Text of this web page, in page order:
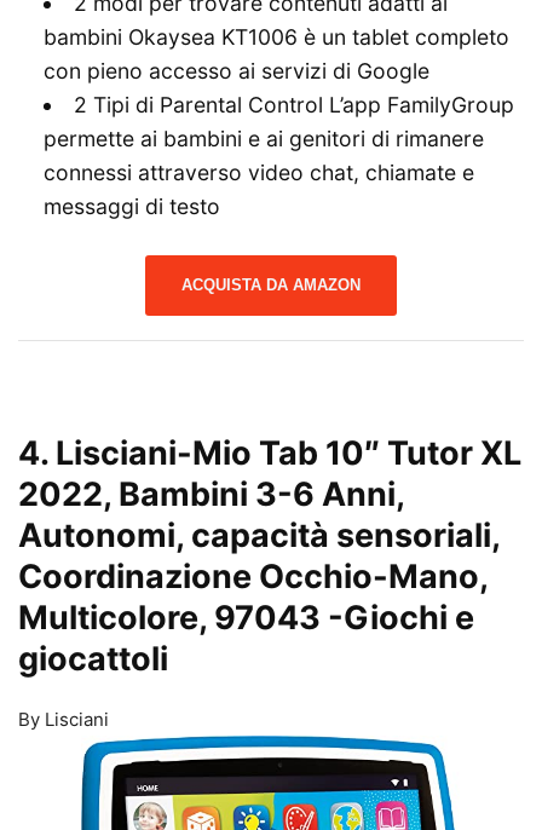
bambini Okaysea KT1006 è un tablet completo
con pieno accesso ai servizi di Google
2 Tipi di Parental Control L’app FamilyGroup
permette ai bambini e ai genitori di rimanere
connessi attraverso video chat, chiamate e
messaggi di testo
ACQUISTA DA AMAZON
4. Lisciani-Mio Tab 10″ Tutor XL
2022, Bambini 3-6 Anni,
Autonomi, capacità sensoriali,
Coordinazione Occhio-Mano,
Multicolore, 97043 -Giochi e
giocattoli
By Lisciani